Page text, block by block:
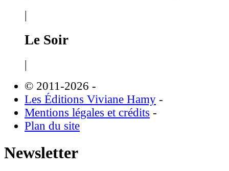
|
Le Soir
|
© 2011-2026 -
Les Éditions Viviane Hamy -
Mentions légales et crédits -
Plan du site
Newsletter